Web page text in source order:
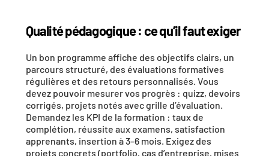
Qualité pédagogique : ce qu’il faut exiger
Un bon programme affiche des objectifs clairs
parcours structuré, des évaluations formatives
régulières et des retours personnalisés. Vous
devez pouvoir mesurer vos progrès : quizz, devoirs
corrigés, projets notés avec grille d’évaluation.
Demandez les KPI de la formation : taux de
complétion, réussite aux examens, satisfaction
projets concrets (portfolio, cas d’entreprise, mises